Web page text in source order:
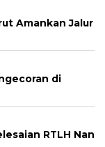
Amankan Jalur
di
RTLH Nan